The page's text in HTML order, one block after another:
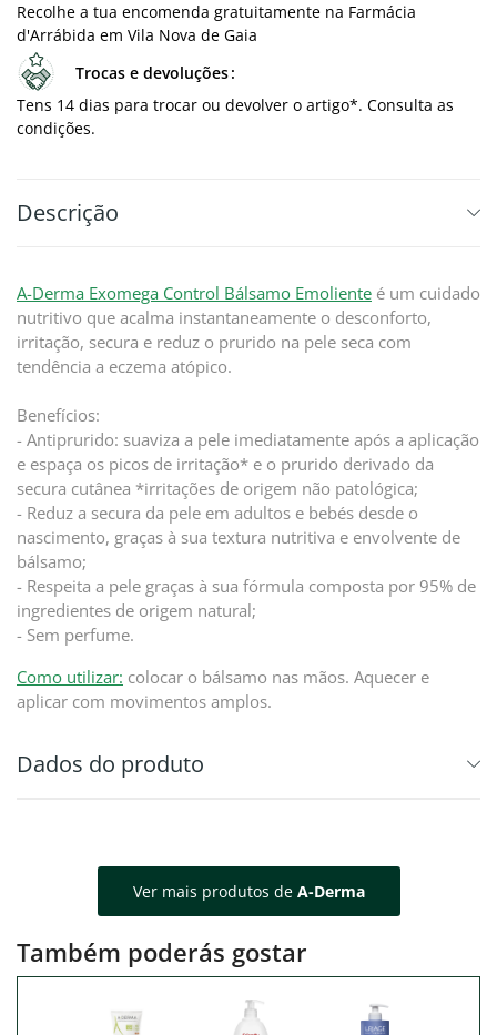
Recolhe a tua encomenda gratuitamente na Farmácia
d'Arrábida em Vila Nova de Gaia
Trocas e devoluções
Tens 14 dias para trocar ou devolver o artigo*. Consulta as
condições.
Descrição
A-Derma Exomega Control Bálsamo Emoliente é um cuidado
nutritivo que acalma instantaneamente o desconforto,
irritação, secura e reduz o prurido na pele seca com
tendência a eczema atópico.
Benefícios:
- Antiprurido: suaviza a pele imediatamente após a aplicação
e espaça os picos de irritação* e o prurido derivado da
secura cutânea *irritações de origem não patológica;
- Reduz a secura da pele em adultos e bebés desde o
nascimento, graças à sua textura nutritiva e envolvente de
bálsamo;
- Respeita a pele graças à sua fórmula composta por 95% de
ingredientes de origem natural;
- Sem perfume.
Como utilizar: colocar o bálsamo nas mãos. Aquecer e
aplicar com movimentos amplos.
Dados do produto
Ver mais produtos de A-Derma
Também poderás gostar